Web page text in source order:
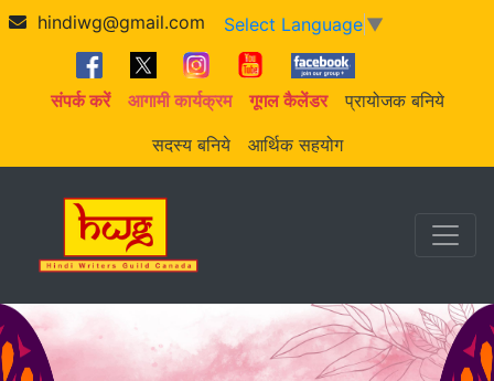
hindiwg@gmail.com Select Language ▼
संपर्क करें आगामी कार्यक्रम गूगल कैलेंडर
प्रायोजक बनिये
सदस्य बनिये
आर्थिक सहयोग